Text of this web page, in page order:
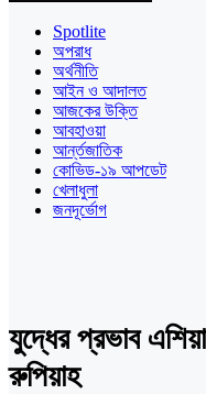
Spotlite
অপরাধ
অর্থনীতি
আইন ও আদালত
আজকের উক্তি
আবহাওয়া
আর্ন্তজাতিক
কোভিড-১৯ আপডেট
খেলাধুলা
জনদূর্ভোগ
যুদ্ধের প্রভাব
রুপিয়াহ